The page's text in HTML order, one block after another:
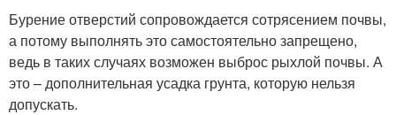
Бурение отверстий сопровождается сотрясением почвы,
а потому выполнять это самостоятельно запрещено,
ведь в таких случаях возможен выброс рыхлой почвы. А
это – дополнительная усадка грунта, которую нельзя
допускать.